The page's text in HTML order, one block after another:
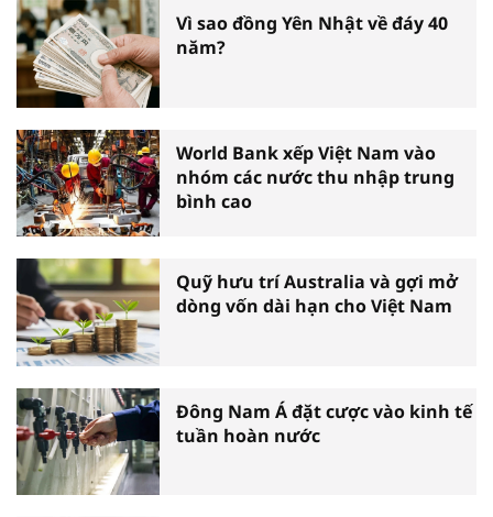
Vì sao đồng Yên Nhật về đáy 40
năm?
World Bank xếp Việt Nam vào
nhóm các nước thu nhập trung
bình cao
Quỹ hưu trí Australia và gợi mở
dòng vốn dài hạn cho Việt Nam
Đông Nam Á đặt cược vào kinh tế
tuần hoàn nước